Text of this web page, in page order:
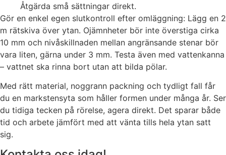
Åtgärda små sättningar direkt.
Gör en enkel egen slutkontroll efter omläggning: Lägg en 2
m rätskiva över ytan. Ojämnheter bör inte överstiga cirka
10 mm och nivåskillnaden mellan angränsande stenar bör
vara liten, gärna under 3 mm. Testa även med vattenkanna
– vattnet ska rinna bort utan att bilda pölar.
Med rätt material, noggrann packning och tydligt fall får
du en markstensyta som håller formen under många år. Ser
du tidiga tecken på rörelse, agera direkt. Det sparar både
tid och arbete jämfört med att vänta tills hela ytan satt
sig.